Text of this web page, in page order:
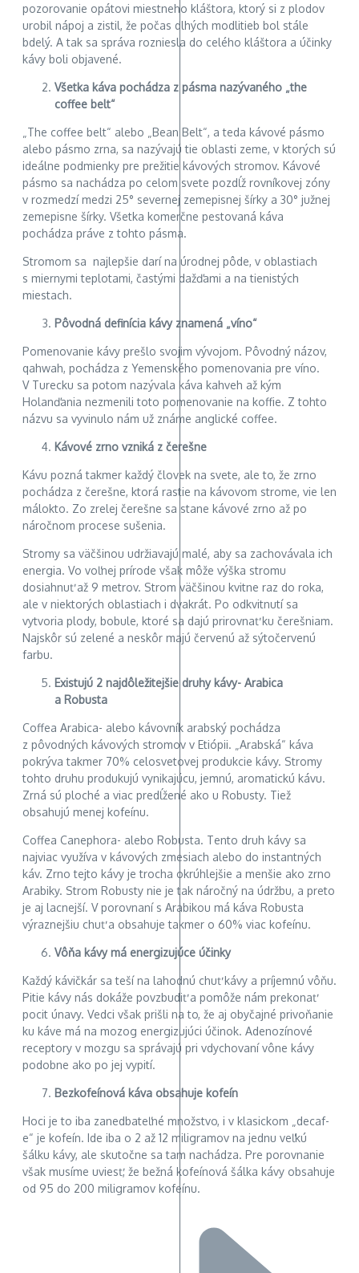
pozorovanie opátovi miestneho kláštora, ktorý si z plodov
urobil nápoj a zistil, že počas dlhých modlitieb bol stále
bdelý. A tak sa správa rozniesla do celého kláštora a účinky
kávy boli objavené.
Všetka káva pochádza z pásma nazývaného „the
coffee belt“
„The coffee belt“ alebo „Bean Belt“, a teda kávové pásmo
alebo pásmo zrna, sa nazývajú tie oblasti zeme, v ktorých sú
ideálne podmienky pre prežitie kávových stromov. Kávové
pásmo sa nachádza po celom svete pozdĺž rovníkovej zóny
v rozmedzí medzi 25° severnej zemepisnej šírky a 30° južnej
zemepisne šírky. Všetka komerčne pestovaná káva
pochádza práve z tohto pásma.
Stromom sa najlepšie darí na úrodnej pôde, v oblastiach
s miernymi teplotami, častými dažďami a na tienistých
miestach.
Pôvodná definícia kávy znamená „víno“
Pomenovanie kávy prešlo svojim vývojom. Pôvodný názov,
qahwah, pochádza z Yemenského pomenovania pre víno.
V Turecku sa potom nazývala káva kahveh až kým
Holanďania nezmenili toto pomenovanie na koffie. Z tohto
názvu sa vyvinulo nám už známe anglické coffee.
Kávové zrno vzniká z čerešne
Kávu pozná takmer každý človek na svete, ale to, že zrno
pochádza z čerešne, ktorá rastie na kávovom strome, vie len
málokto. Zo zrelej čerešne sa stane kávové zrno až po
náročnom procese sušenia.
Stromy sa väčšinou udržiavajú malé, aby sa zachovávala ich
energia. Vo voľnej prírode však môže výška stromu
dosiahnuť až 9 metrov. Strom väčšinou kvitne raz do roka,
ale v niektorých oblastiach i dvakrát. Po odkvitnutí sa
vytvoria plody, bobule, ktoré sa dajú prirovnať ku čerešniam.
Najskôr sú zelené a neskôr majú červenú až sýtočervenú
farbu.
Existujú 2 najdôležitejšie druhy kávy- Arabica
a Robusta
Coffea Arabica- alebo kávovník arabský pochádza
z pôvodných kávových stromov v Etiópii. „Arabská“ káva
pokrýva takmer 70% celosvetovej produkcie kávy. Stromy
tohto druhu produkujú vynikajúcu, jemnú, aromatickú kávu.
Zrná sú ploché a viac predĺžené ako u Robusty. Tiež
obsahujú menej kofeínu.
Coffea Canephora- alebo Robusta. Tento druh kávy sa
najviac využíva v kávových zmesiach alebo do instantných
káv. Zrno tejto kávy je trocha okrúhlejšie a menšie ako zrno
Arabiky. Strom Robusty nie je tak náročný na údržbu, a preto
je aj lacnejší. V porovnaní s Arabikou má káva Robusta
výraznejšiu chuť a obsahuje takmer o 60% viac kofeínu.
Vôňa kávy má energizujúce účinky
Každý kávičkár sa teší na lahodnú chuť kávy a príjemnú vôňu.
Pitie kávy nás dokáže povzbudiť a pomôže nám prekonať
pocit únavy. Vedci však prišli na to, že aj obyčajné privoňanie
ku káve má na mozog energizujúci účinok. Adenozínové
receptory v mozgu sa správajú pri vdychovaní vône kávy
podobne ako po jej vypití.
Bezkofeínová káva obsahuje kofeín
Hoci je to iba zanedbateľné množstvo, i v klasickom „decaf-
e“ je kofeín. Ide iba o 2 až 12 miligramov na jednu veľkú
šálku kávy, ale skutočne sa tam nachádza. Pre porovnanie
však musíme uviesť, že bežná kofeínová šálka kávy obsahuje
od 95 do 200 miligramov kofeínu.